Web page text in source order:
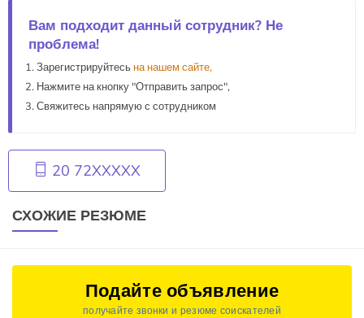
Вам подходит данный сотрудник? Не
проблема!
Зарегистрируйтесьна нашем сайте,
Нажмите на кнопку "Отправить запрос",
Свяжитесь напрямую с сотрудником
20 72XXXXX
СХОЖИЕ РЕЗЮМЕ
Подайте объявление
получайте звонки и резюме соискателей